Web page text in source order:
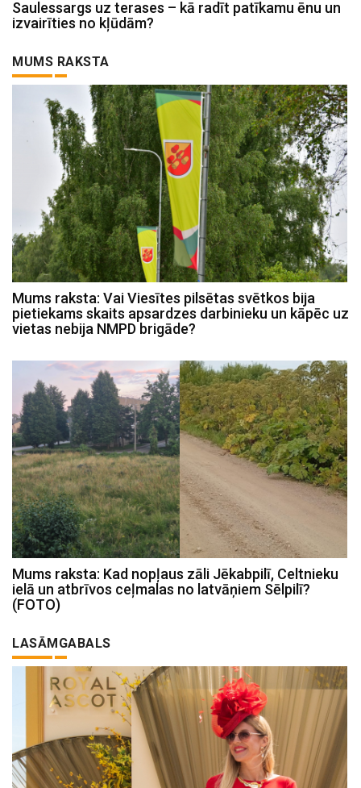
Saulessargs uz terases – kā radīt patīkamu ēnu un
izvairīties no kļūdām?
MUMS RAKSTA
Mums raksta: Vai Viesītes pilsētas svētkos bija
pietiekams skaits apsardzes darbinieku un kāpēc uz
vietas nebija NMPD brigāde?
Mums raksta: Kad nopļaus zāli Jēkabpilī, Celtnieku
ielā un atbrīvos ceļmalas no latvāņiem Sēlpilī?
(FOTO)
LASĀMGABALS